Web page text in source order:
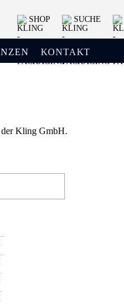
SHOP SUCHE
KONTAKT
der Kling GmbH.